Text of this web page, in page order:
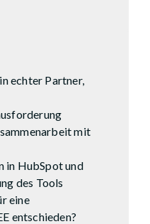
echter Partner,
mit
in HubSpot und
des Tools
eine
entschieden?